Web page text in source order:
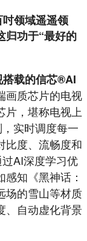
领域遥遥领
归功于“最好的
载的信芯®AI
画质芯片的电视
片，堪称电视上
实时调度每一
比度、流畅度和
AI深度学习优
知《黑神话：
场的雪山等材质
、自动虚化背景